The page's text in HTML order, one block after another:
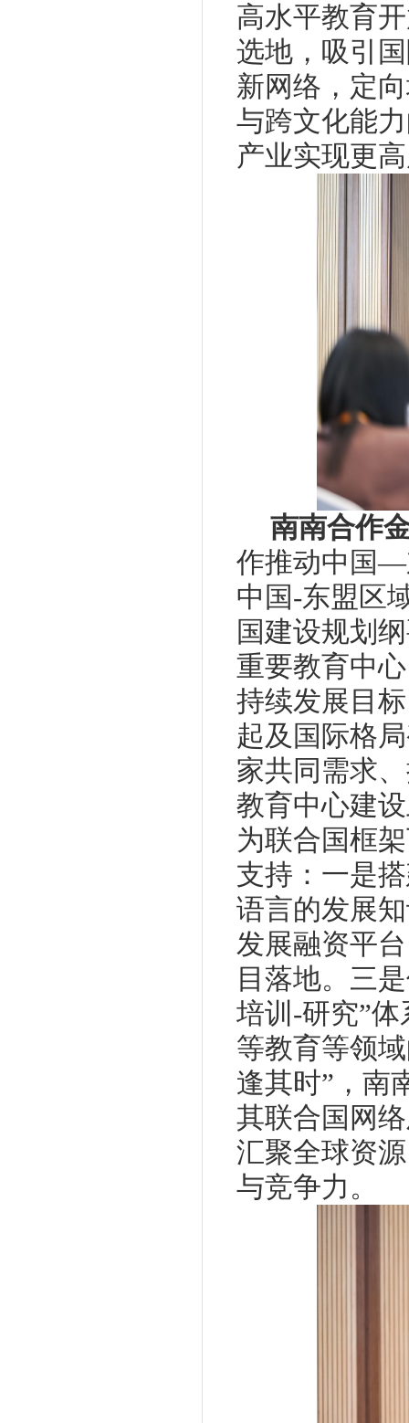
高水平教育
选地，吸引
新网络，定
与跨文化能
产业实现更
南南合作
作推动中国—
中国-东盟区
国建设规划
重要教育中
持续发展目
起及国际格
家共同需求
教育中心建
为联合国框
支持：一是
语言的发展
发展融资平
目落地。三
培训-研究”
等教育等领
逢其时”，南
其联合国网
汇聚全球资
与竞争力。